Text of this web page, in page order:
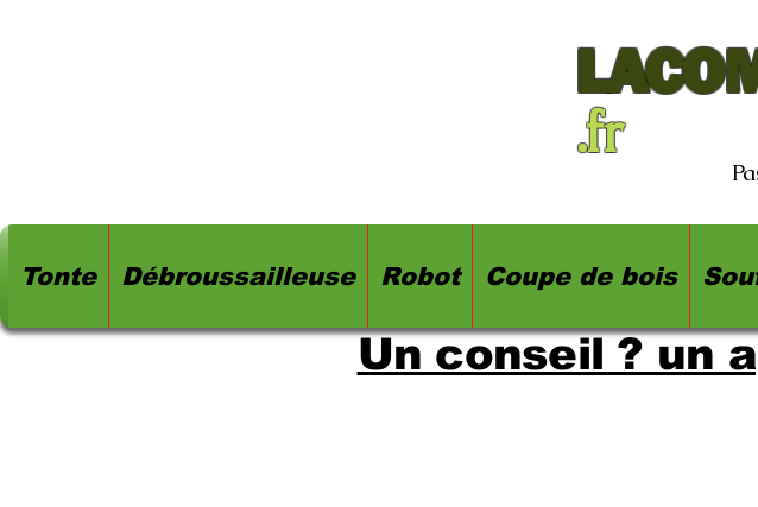
.fr
Tonte Débroussailleuse Robot Coupe de bois
Un conseil ? un